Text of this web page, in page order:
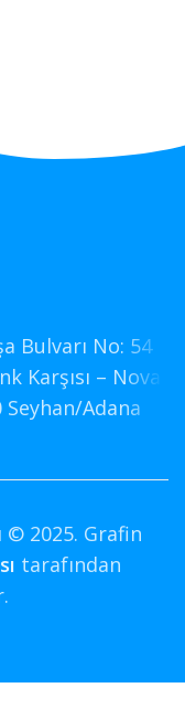
Bulvarı No: 54
Karşısı – Nova
Adana
© 2025. Grafin
tarafından